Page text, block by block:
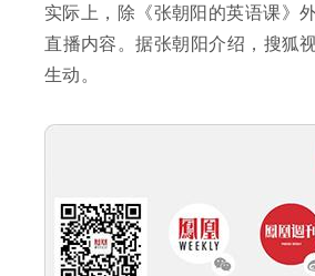
实际上，除《张朝阳的英语课》
直播内容。据张朝阳介绍，搜狐
生动。